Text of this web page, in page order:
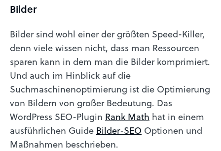
Bilder
Bilder sind wohl einer der größten Speed-Killer,
denn viele wissen nicht, dass man Ressourcen
sparen kann in dem man die Bilder komprimiert.
Und auch im Hinblick auf die
Suchmaschinenoptimierung ist die Optimierung
von Bildern von großer Bedeutung. Das
WordPress SEO-Plugin Rank Math hat in einem
ausführlichen Guide Bilder-SEO Optionen und
Maßnahmen beschrieben.